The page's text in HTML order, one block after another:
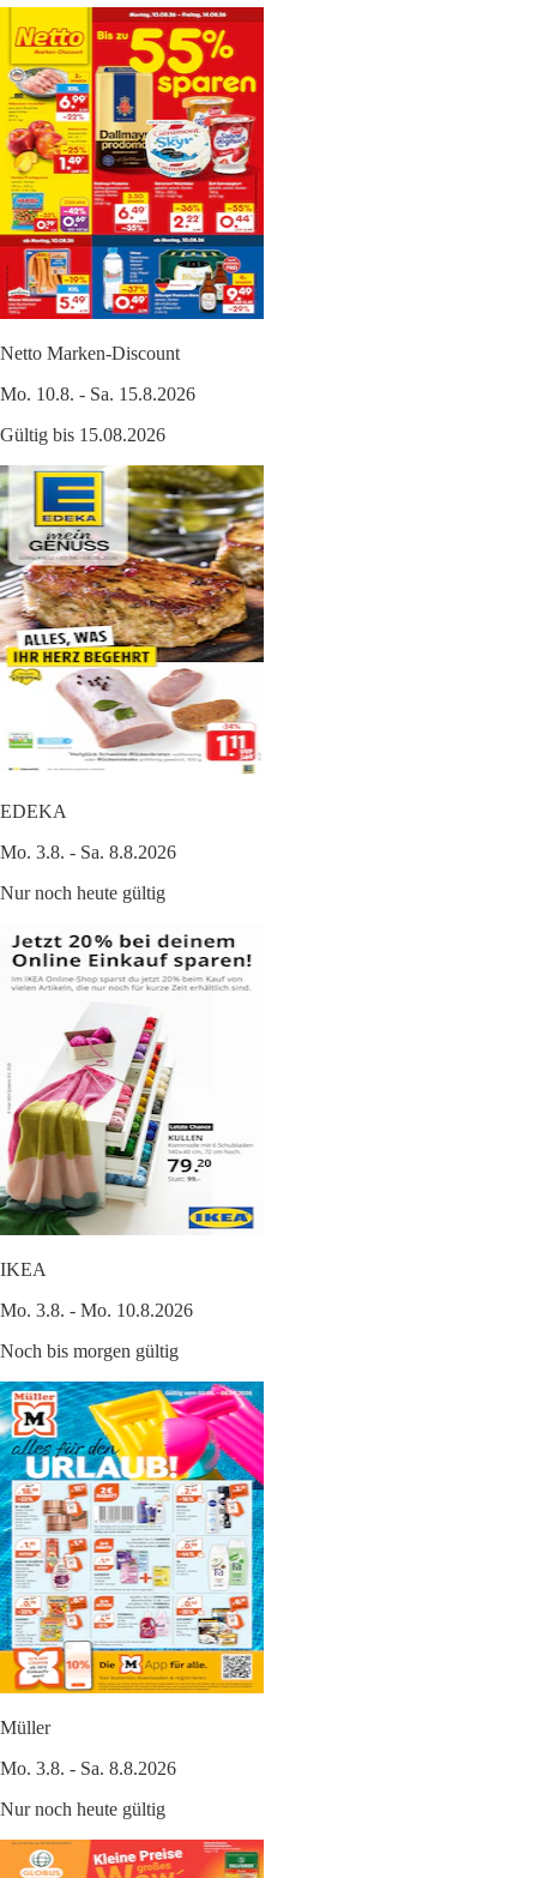
Netto Marken-Discount
Mo. 10.8. - Sa. 15.8.2026
Gültig bis 15.08.2026
EDEKA
Mo. 3.8. - Sa. 8.8.2026
Nur noch heute gültig
IKEA
Mo. 3.8. - Mo. 10.8.2026
Noch bis morgen gültig
Müller
Mo. 3.8. - Sa. 8.8.2026
Nur noch heute gültig